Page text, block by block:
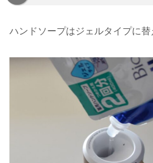
ハンドソープはジェルタイプに替